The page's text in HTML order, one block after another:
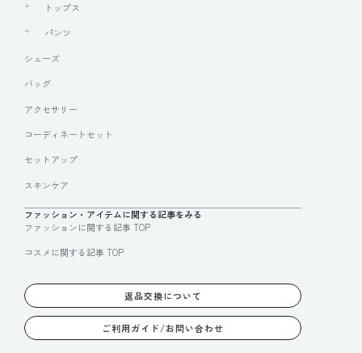
トップス
パンツ
シューズ
バッグ
アクセサリー
コーディネートセット
セットアップ
スキンケア
ファッション・アイテムに関する記事をみる
ファッションに関する記事 TOP
コスメに関する記事 TOP
返品交換について
ご利用ガイド/お問い合わせ